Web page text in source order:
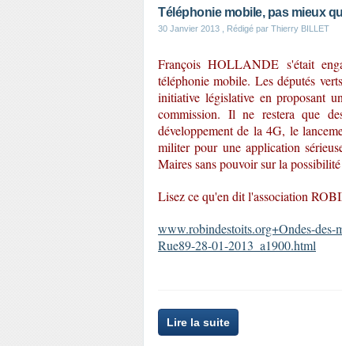
Téléphonie mobile, pas mieux
30 Janvier 2013 , Rédigé par Thierry BILLET
François HOLLANDE s'était
téléphonie mobile. Les députés
initiative législative en proposant
commission. Il ne restera que
développement de la 4G, le
militer pour une application
Maires sans pouvoir sur la
Lisez ce qu'en dit l'association
www.robindestoits.org+Ondes-des-
Rue89-28-01-2013_a1900.html
Lire la suite